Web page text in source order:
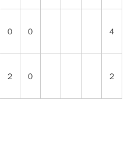
０ ０ ４
２ ０ ２